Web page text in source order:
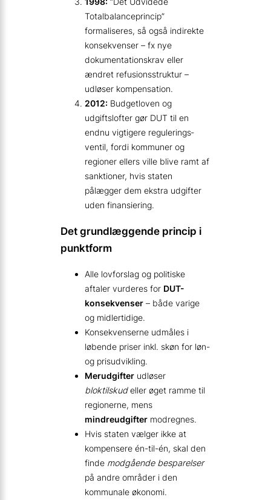
Totalbalanceprincip”
formaliseres, så også indirekte
konsekvenser – fx nye
dokumentationskrav eller
ændret refusions­struktur –
udløser kompensation.
2012: Budgetloven og
udgiftslofter gør DUT til en
endnu vigtigere regulerings­
ventil, fordi kommuner og
regioner ellers ville blive ramt af
sanktioner, hvis staten
pålægger dem ekstra udgifter
uden finansiering.
Det grundlæggende princip i
punktform
Alle lovforslag og politiske
aftaler vurderes for DUT-
konsekvenser – både varige
og midlertidige.
Konsekvenserne udmåles i
løbende priser inkl. skøn for løn-
og prisudvikling.
Merudgifter udløser
bloktilskudeller øget ramme til
regionerne, mens
mindreudgifter modregnes.
Hvis staten vælger ikke at
kompensere én-til-én, skal den
finde modgående besparelser
på andre områder i den
kommunale økonomi.